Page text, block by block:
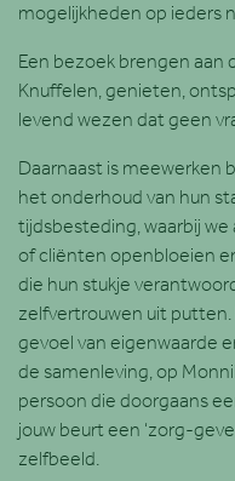
mogelijkheden op ieders
Een bezoek brengen aan
Knuffelen, genieten,
levend wezen dat geen
Daarnaast is meewerken
het onderhoud van hun
tijdsbesteding, waarbij
of cliënten openbloeien
die hun stukje
zelfvertrouwen uit putten.
gevoel van eigenwaarde
de samenleving, op
persoon die doorgaans
jouw beurt een ‘zorg-
zelfbeeld.